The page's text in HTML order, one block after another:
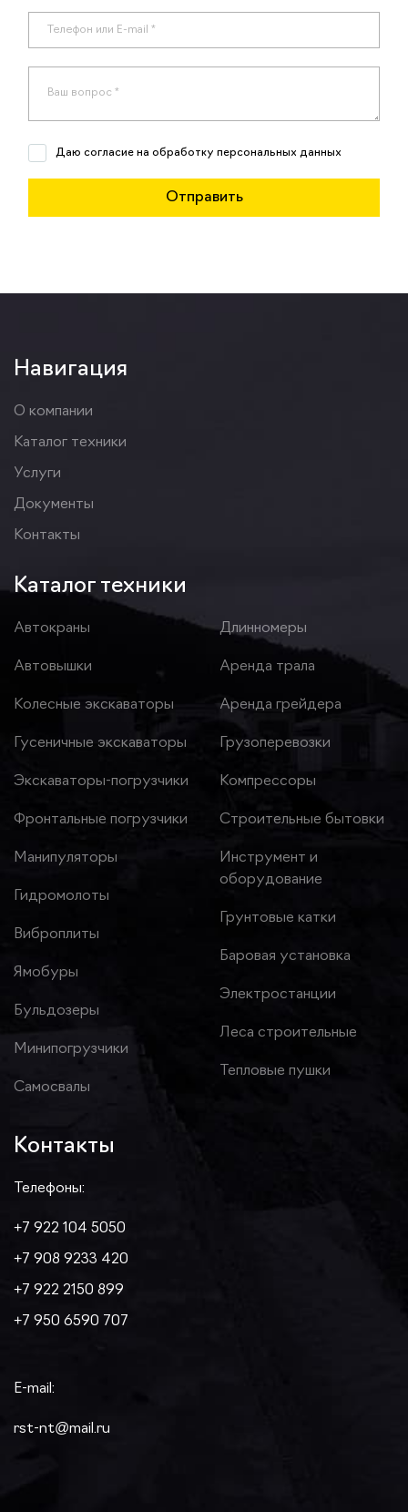
Даю согласие на обработку персональных данных
Навигация
О компании
Каталог техники
Услуги
Документы
Контакты
Каталог техники
Автокраны
Автовышки
Колесные экскаваторы
Гусеничные экскаваторы
Экскаваторы-погрузчики
Фронтальные погрузчики
Манипуляторы
Гидромолоты
Виброплиты
Ямобуры
Бульдозеры
Минипогрузчики
Самосвалы
Длинномеры
Аренда трала
Аренда грейдера
Грузоперевозки
Компрессоры
Строительные бытовки
Инструмент и
оборудование
Грунтовые катки
Баровая установка
Электростанции
Леса строительные
Тепловые пушки
Контакты
Телефоны:
+7 922 104 5050
+7 908 9233 420
+7 922 2150 899
+7 950 6590 707
E-mail:
rst-nt@mail.ru